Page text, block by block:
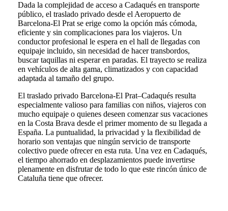
Dada la complejidad de acceso a Cadaqués en transporte
público, el traslado privado desde el Aeropuerto de
Barcelona-El Prat se erige como la opción más cómoda,
eficiente y sin complicaciones para los viajeros. Un
conductor profesional le espera en el hall de llegadas con
equipaje incluido, sin necesidad de hacer transbordos,
buscar taquillas ni esperar en paradas. El trayecto se realiza
en vehículos de alta gama, climatizados y con capacidad
adaptada al tamaño del grupo.
El traslado privado Barcelona-El Prat–Cadaqués resulta
especialmente valioso para familias con niños, viajeros con
mucho equipaje o quienes deseen comenzar sus vacaciones
en la Costa Brava desde el primer momento de su llegada a
España. La puntualidad, la privacidad y la flexibilidad de
horario son ventajas que ningún servicio de transporte
colectivo puede ofrecer en esta ruta. Una vez en Cadaqués,
el tiempo ahorrado en desplazamientos puede invertirse
plenamente en disfrutar de todo lo que este rincón único de
Cataluña tiene que ofrecer.